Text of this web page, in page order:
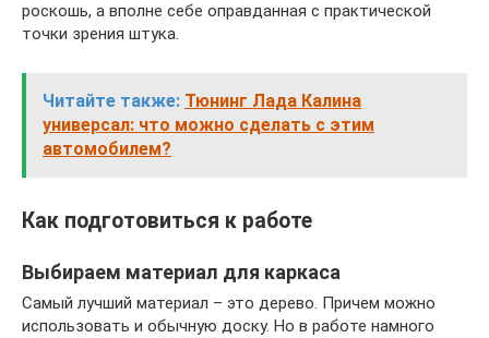
роскошь, а вполне себе оправданная с практической
точки зрения штука.
Читайте также: Тюнинг Лада Калина
универсал: что можно сделать с этим
автомобилем?
Как подготовиться к работе
Выбираем материал для каркаса
Самый лучший материал – это дерево. Причем можно
использовать и обычную доску. Но в работе намного